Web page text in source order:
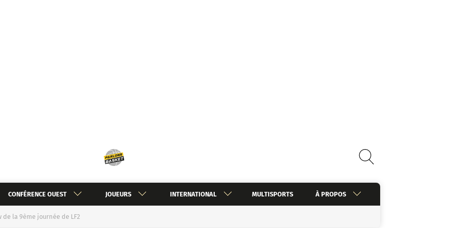
CONFÉRENCE OUEST JOUEURS INTERNATIONAL MULTISPORTS À PROPOS
de la 9ème journée de LF2